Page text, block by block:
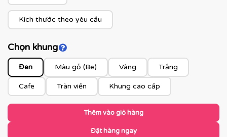
Kích thước theo yêu cầu
Chọn khungClick để xem màu khung
Đen Màu gỗ (Be) Vàng Trắng
Cafe Tràn viền Khung cao cấp
Thêm vào giỏ hàng
Đặt hàng ngay